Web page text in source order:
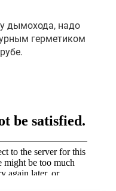
дымохода, надо
герметиком